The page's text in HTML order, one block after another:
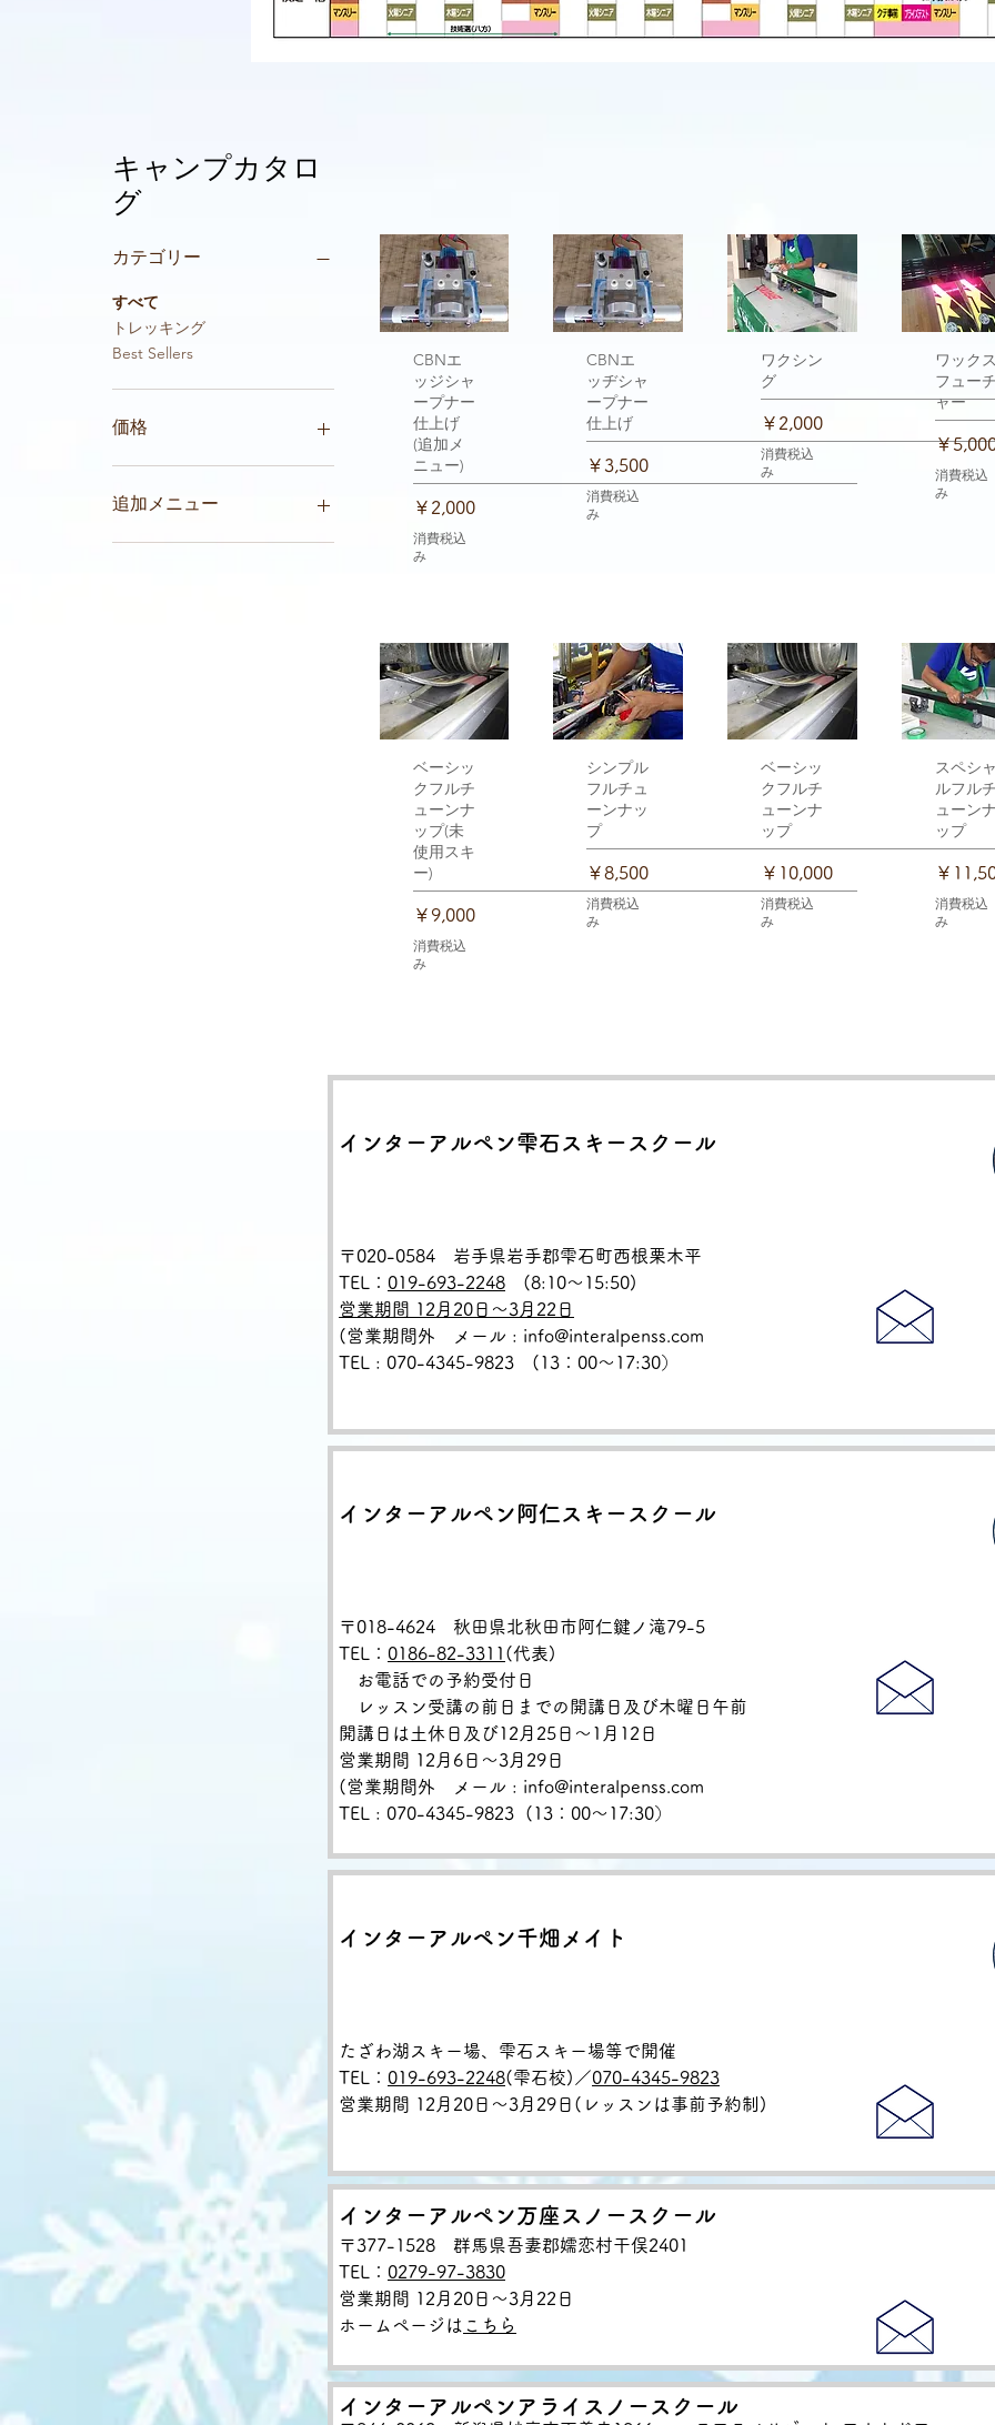
キャンプカタロ
グ
カテゴリー
すべて
トレッキング
Best Sellers
価格
￥2,000
追加メニュー
CBNエッジシャープナー仕
クイックビュー
CBNエ
ッジシャ
ープナー
仕上げ
(追加メ
ニュー)
価格
￥2,000
消費税込
み
クイックビュー
CBNエ
ッヂシャ
ープナー
仕上げ
価格
￥3,500
消費税込
み
クイックビュー
ワクシン
グ
価格
￥2,000
消費税込
み
クイック
ワック
フュー
ャー
価格
￥
消費税込
み
クイックビュー
ベーシッ
クフルチ
ューンナ
ップ(未
使用スキ
ー)
価格
￥9,000
消費税込
み
クイックビュー
シンプル
フルチュ
ーンナッ
プ
価格
￥8,500
消費税込
み
クイックビュー
ベーシッ
クフルチ
ューンナ
ップ
価格
￥10,000
消費税込
み
クイック
スペシ
ルフル
ューン
ップ
価格
￥
消費税込
み
インターアルペン雫石スキースクール
〒020-0584 岩手県岩手郡雫石町西根栗木平
TEL： 019-693-2248 (8:10〜15:50)
営業期間 12月20日～3月22日
(営業期間外 メール : info@interalpenss.com
TEL
: 070-4345-9823 (13：00〜17:30）
インターアルペン阿仁スキースクール
〒018-4624 秋田県北秋田市阿仁鍵ノ滝79-5
TEL： 0186-82-3311 (代表)
お電話での予約受付日
レッスン受講の前日までの開講日及び木曜日午前
開講日は土休日及び12月25日〜1月12日
営業期間 12月6日～3月29日
(営業期間外 メール : info@interalpenss.com
TEL
: 070-4345-9823 (13：00〜17:30）
インターアルペン千畑メイト
たざわ湖スキー場、雫石スキー場等で開催
TEL： 019-693-2248(雫石校)／070-4345-9823
営業期間 12月20日～3月29日(レッスンは事前予約制)
インターアルペン万座スノースクール
〒377-1528 群馬県吾妻郡嬬恋村干俣2401
TEL： 0279-97-3830
営業期間 12月20日～3月22日
ホームページは こちら
インターアルペンアライスノースクール